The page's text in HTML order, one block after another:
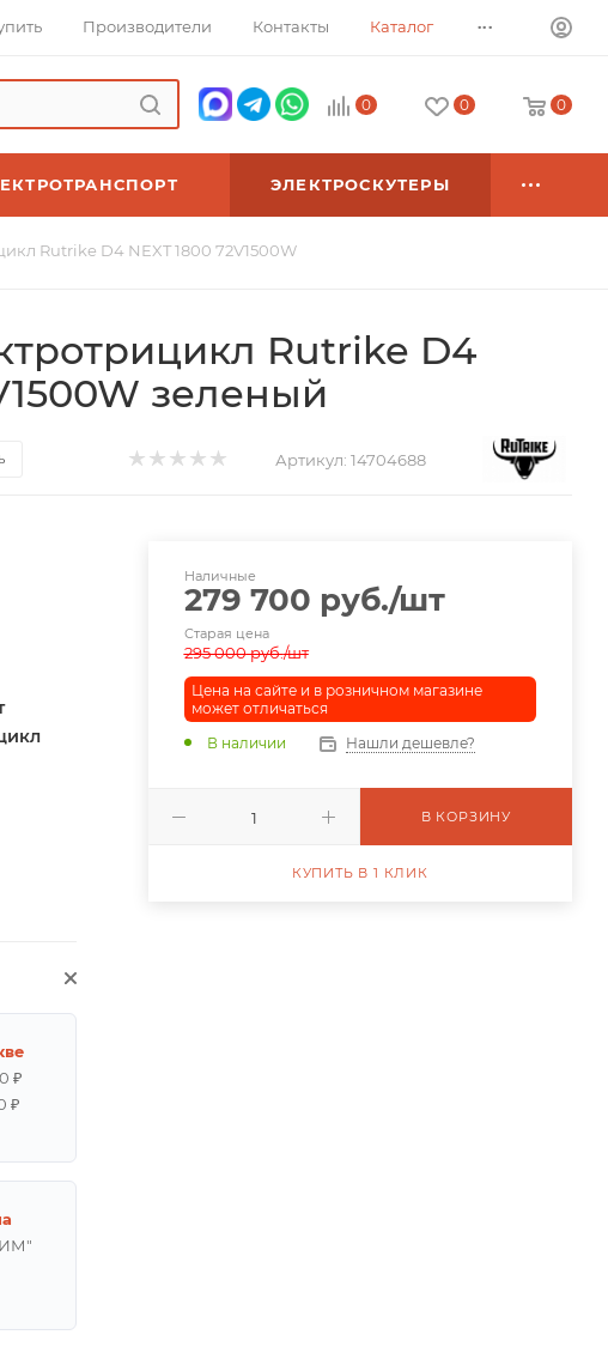
Производители Контакты Каталог ...
0 0 0
ЭЛЕКТРОСКУТЕРЫ
Rutrike D4 NEXT 1800 72V1500W
Rutrike D4
зеленый
Артикул: 14704688
₽
₽
Наличные
279 700 руб./шт
Старая цена
295 000руб./шт
Цена на сайте и в розничном магазине
может отличаться
В наличии
Нашли дешевле?
В КОРЗИНУ
КУПИТЬ В 1 КЛИК